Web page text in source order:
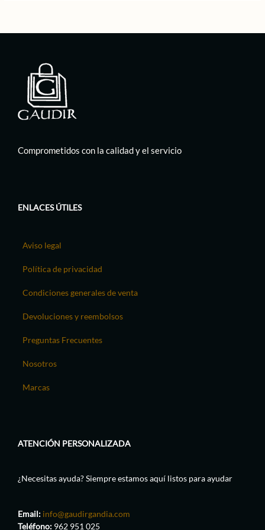
Comprometidos con la calidad y el servicio
ENLACES ÚTILES
Aviso legal
Política de privacidad
Condiciones generales de venta
Devoluciones y reembolsos
Preguntas Frecuentes
Nosotros
Marcas
ATENCIÓN PERSONALIZADA
¿Necesitas ayuda? Siempre estamos aquí listos para ayudar
Email: info@gaudirgandia.com
Teléfono: 962 951 025